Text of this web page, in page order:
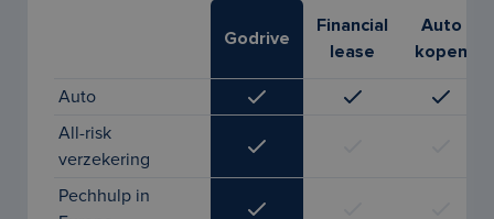
Godrive
Financial
lease
Auto
kopen
Auto
All-risk
verzekering
Pechhulp in